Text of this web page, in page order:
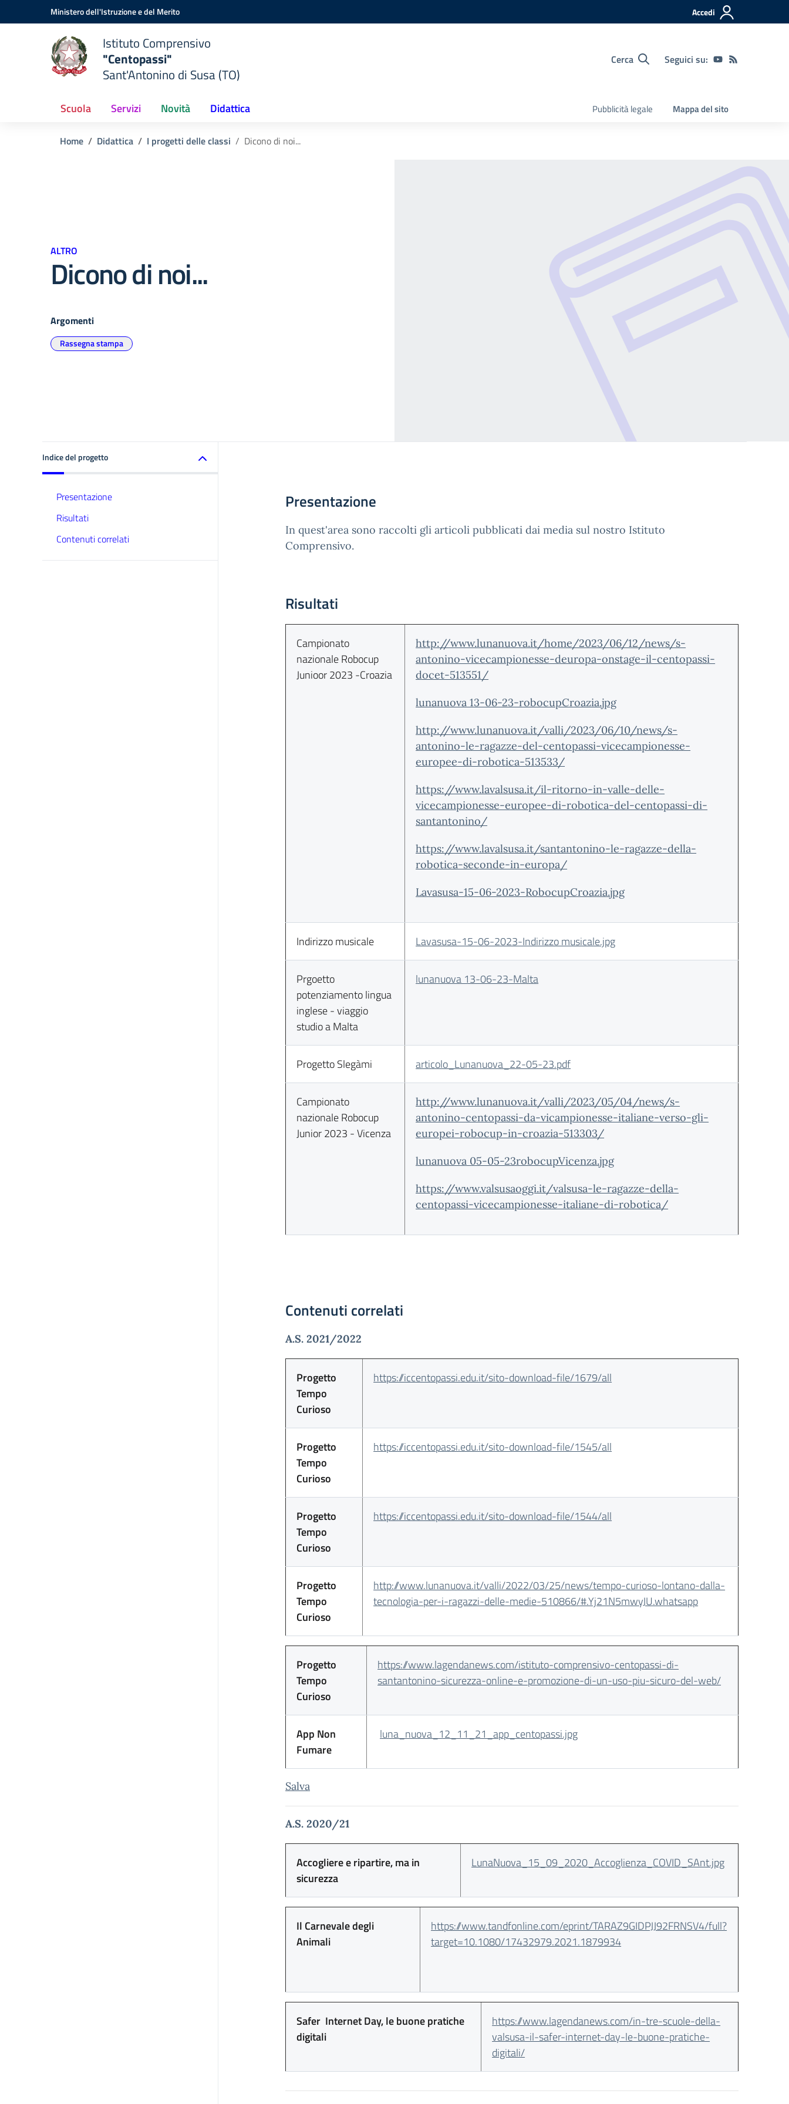
Vai ai contenuti
Vai al menu di navigazioneMinistero dell'Istruzione e del Merito Accedi
Istituto Comprensivo
"Centopassi"
Sant'Antonino di Susa (TO)
Cerca Seguici su:
Scuola Servizi Novità Didattica Pubblicità legale Mappa del sito
Home Didattica I progetti delle classi Dicono di noi...
ALTRO
Dicono di noi...
Argomenti
Rassegna stampa
Indice del progetto
Presentazione
Risultati
Contenuti correlati
Presentazione
In quest'area sono raccolti gli articoli pubblicati dai media sul nostro Istituto
Comprensivo.
Risultati
Campionato
nazionale Robocup
Junioor 2023 -Croazia
http://www.lunanuova.it/home/2023/06/12/news/s-
antonino-vicecampionesse-deuropa-onstage-il-centopassi-
docet-513551/
lunanuova 13-06-23-robocupCroazia.jpg
http://www.lunanuova.it/valli/2023/06/10/news/s-
antonino-le-ragazze-del-centopassi-vicecampionesse-
europee-di-robotica-513533/
https://www.lavalsusa.it/il-ritorno-in-valle-delle-
vicecampionesse-europee-di-robotica-del-centopassi-di-
santantonino/
https://www.lavalsusa.it/santantonino-le-ragazze-della-
robotica-seconde-in-europa/
Lavasusa-15-06-2023-RobocupCroazia.jpg
Indirizzo musicale Lavasusa-15-06-2023-Indirizzo musicale.jpg
Prgoetto
potenziamento lingua
inglese - viaggio
studio a Malta
lunanuova 13-06-23-Malta
Progetto Slegàmi articolo_Lunanuova_22-05-23.pdf
Campionato
nazionale Robocup
Junior 2023 - Vicenza
http://www.lunanuova.it/valli/2023/05/04/news/s-
antonino-centopassi-da-vicampionesse-italiane-verso-gli-
europei-robocup-in-croazia-513303/
lunanuova 05-05-23robocupVicenza.jpg
https://www.valsusaoggi.it/valsusa-le-ragazze-della-
centopassi-vicecampionesse-italiane-di-robotica/
Contenuti correlati
A.S. 2021/2022
Progetto
Tempo
Curioso
https://iccentopassi.edu.it/sito-download-file/1679/all
Progetto
Tempo
Curioso
https://iccentopassi.edu.it/sito-download-file/1545/all
Progetto
Tempo
Curioso
https://iccentopassi.edu.it/sito-download-file/1544/all
Progetto
Tempo
Curioso
http://www.lunanuova.it/valli/2022/03/25/news/tempo-curioso-lontano-dalla-
tecnologia-per-i-ragazzi-delle-medie-510866/#.Yj21N5mwyJU.whatsapp
Progetto
Tempo
Curioso
https://www.lagendanews.com/istituto-comprensivo-centopassi-di-
santantonino-sicurezza-online-e-promozione-di-un-uso-piu-sicuro-del-web/
App Non
Fumare
luna_nuova_12_11_21_app_centopassi.jpg
Salva
A.S. 2020/21
Accogliere e ripartire, ma in
sicurezza
LunaNuova_15_09_2020_Accoglienza_COVID_SAnt.jpg
Il Carnevale degli
Animali
https://www.tandfonline.com/eprint/TARAZ9GIDPJJ92FRNSV4/full?
target=10.1080/17432979.2021.1879934
Safer Internet Day, le buone pratiche
digitali
https://www.lagendanews.com/in-tre-scuole-della-
valsusa-il-safer-internet-day-le-buone-pratiche-
digitali/